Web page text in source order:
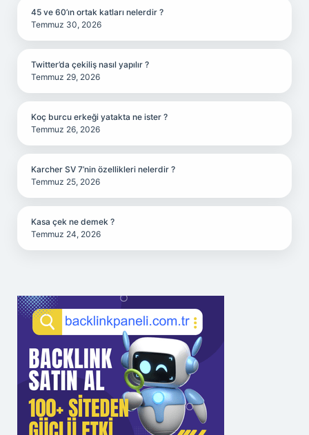
45 ve 60’ın ortak katları nelerdir ?
Temmuz 30, 2026
Twitter’da çekiliş nasıl yapılır ?
Temmuz 29, 2026
Koç burcu erkeği yatakta ne ister ?
Temmuz 26, 2026
Karcher SV 7’nin özellikleri nelerdir ?
Temmuz 25, 2026
Kasa çek ne demek ?
Temmuz 24, 2026